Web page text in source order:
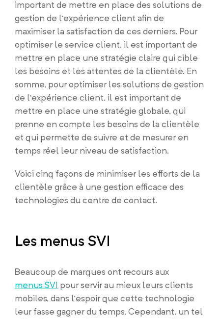
important de mettre en place des solutions de
gestion de l’expérience client afin de
maximiser la satisfaction de ces derniers. Pour
optimiser le service client, il est important de
mettre en place une stratégie claire qui cible
les besoins et les attentes de la clientèle. En
somme, pour optimiser les solutions de gestion
de l’expérience client, il est important de
mettre en place une stratégie globale, qui
prenne en compte les besoins de la clientèle
et qui permette de suivre et de mesurer en
temps réel leur niveau de satisfaction.
Voici cinq façons de minimiser les efforts de la
clientèle grâce à une gestion efficace des
technologies du centre de contact.
Les menus SVI
Beaucoup de marques ont recours aux
menus SVI pour servir au mieux leurs clients
mobiles, dans l’espoir que cette technologie
leur fasse gagner du temps. Cependant, un tel